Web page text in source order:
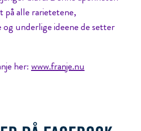
på alle rarietetene,
underlige ideene de setter
her:www.franje.nu